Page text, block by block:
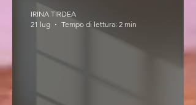
IRINA TIRDEA
21 lug
Tempo di lettura: 2 min